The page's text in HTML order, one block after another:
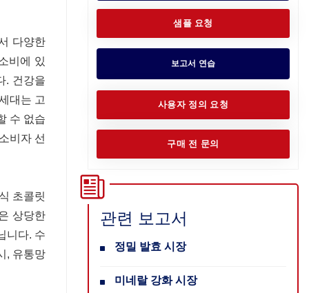
다양한
비에 있
. 건강을
대는 고
수 없습
비자 선
초콜릿
상당한
니다. 수
, 유통망
샘플 요청
보고서 연습
사용자 정의 요청
구매 전 문의
관련 보고서
정밀 발효 시장
미네랄 강화 시장